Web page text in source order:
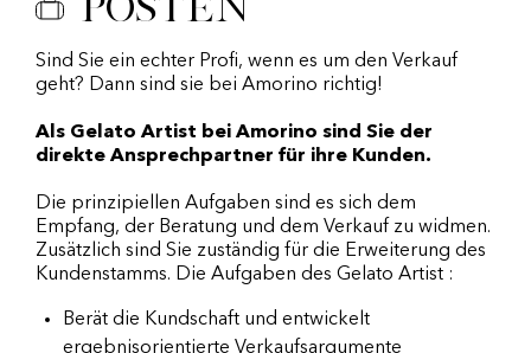
Sind Sie ein echter Profi, wenn es um den Verkauf
geht? Dann sind sie bei Amorino richtig!
Als Gelato Artist bei Amorino sind Sie der
direkte Ansprechpartner für ihre Kunden.
Die prinzipiellen Aufgaben sind es sich dem
Empfang, der Beratung und dem Verkauf zu widmen.
Zusätzlich sind Sie zuständig für die Erweiterung des
Kundenstamms. Die Aufgaben des Gelato Artist :
Berät die Kundschaft und entwickelt
ergebnisorientierte Verkaufsargumente